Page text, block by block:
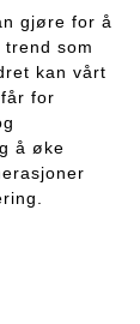
gjøre for å
som
kan vårt
for
å øke